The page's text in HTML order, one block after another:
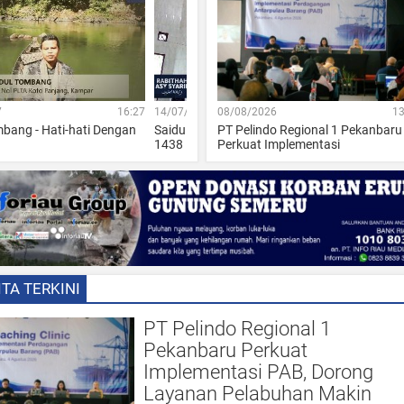
17:26
- Khotbah Idul Fitri
23/06/2017
Saidul Tombang - Pulang Kampung
05/05/
13:02
PT Pelindo Regional 1 Pekanbaru
02/08/2026
Anggota DPRD Riau Samsuri
Serap Aspirasi
TERKINI
PT Pelindo Regional 1
Pekanbaru Perkuat
Implementasi PAB, Dorong
Layanan Pelabuhan Makin